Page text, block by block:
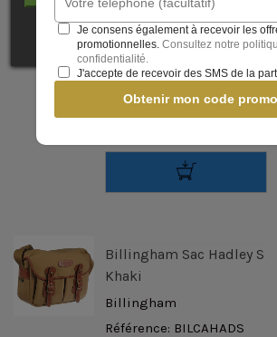
moyenne il vous
permettra de transporter
en toute sécurité
l'essentiel de votre
matériel photo. L'insert
amovible contiendra...
Billingham Sac Hadley S
Khaki
Billingham
Référence: BILCAHADS
Je consens également à recevoir les
promotionnelles. Consultez notre
confidentialité.
J'accepte de recevoir des SMS de la
Obtenir mon code